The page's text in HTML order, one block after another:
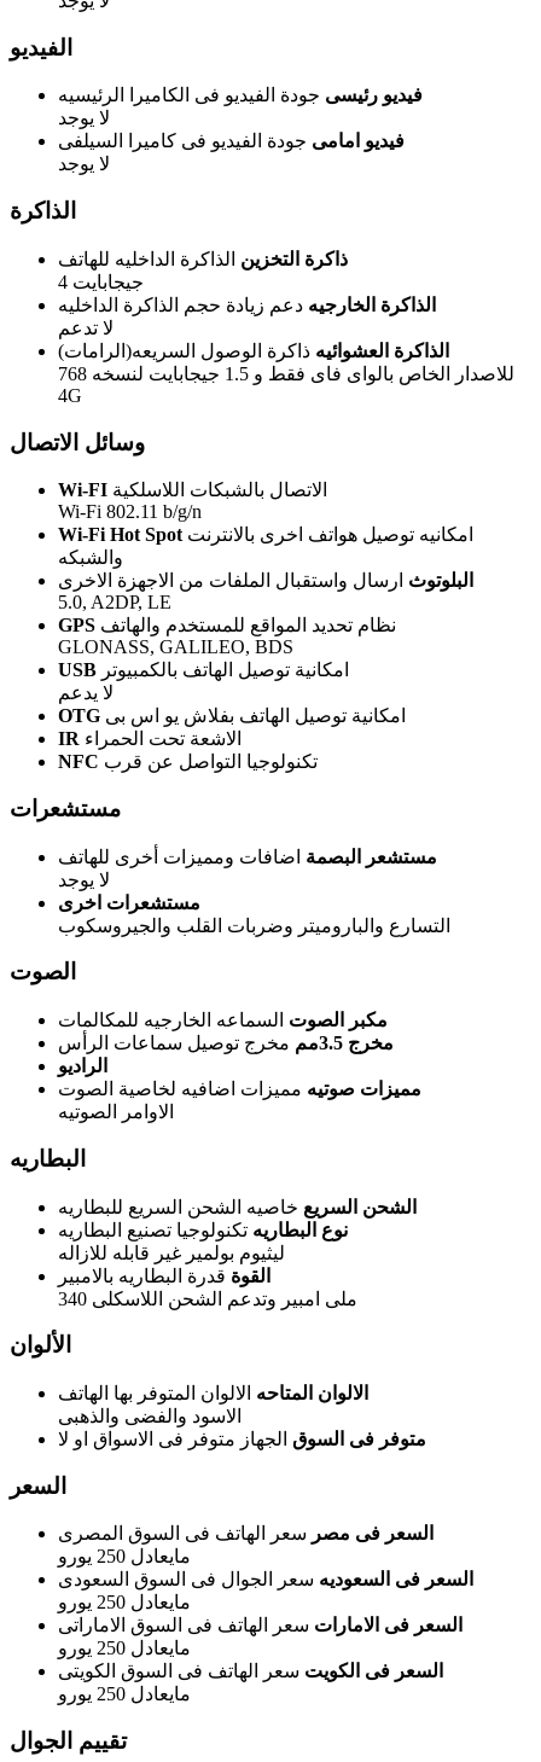
الفيديو
فيديو رئيسى جودة الفيديو فى الكاميرا الرئيسيه
لا يوجد
فيديو امامى جودة الفيديو فى كاميرا السيلفى
لا يوجد
الذاكرة
ذاكرة التخزين الذاكرة الداخليه للهاتف
4 جيجابايت
الذاكرة الخارجيه دعم زيادة حجم الذاكرة الداخليه
لا تدعم
الذاكرة العشوائيه ذاكرة الوصول السريعه(الرامات)
768 للاصدار الخاص بالواى فاى فقط و 1.5 جيجابايت لنسخه
4G
وسائل الاتصال
Wi-FI الاتصال بالشبكات اللاسلكية
Wi-Fi 802.11 b/g/n
Wi-Fi Hot Spot امكانيه توصيل هواتف اخرى بالانترنت
والشبكه
البلوتوث ارسال واستقبال الملفات من الاجهزة الاخرى
5.0, A2DP, LE
GPS نظام تحديد المواقع للمستخدم والهاتف
GLONASS, GALILEO, BDS
USB امكانية توصيل الهاتف بالكمبيوتر
لا يدعم
OTG امكانية توصيل الهاتف بفلاش يو اس بى
IR الاشعة تحت الحمراء
NFC تكنولوجيا التواصل عن قرب
مستشعرات
مستشعر البصمة اضافات ومميزات أخرى للهاتف
لا يوجد
مستشعرات اخرى
التسارع والباروميتر وضربات القلب والجيروسكوب
الصوت
مكبر الصوت السماعه الخارجيه للمكالمات
مخرج 3.5مم
مخرج توصيل سماعات الرأس
الراديو
مميزات صوتيه مميزات اضافيه لخاصية الصوت
الاوامر الصوتيه
البطاريه
الشحن السريع خاصيه الشحن السريع للبطاريه
نوع البطاريه تكنولوجيا تصنيع البطاريه
ليثيوم بولمير غير قابله للازاله
القوة قدرة البطاريه بالامبير
340 ملى امبير وتدعم الشحن اللاسكلى
الألوان
الالوان المتاحه الالوان المتوفر بها الهاتف
الاسود والفضى والذهبى
متوفر فى السوق الجهاز متوفر فى الاسواق او لا
السعر
السعر فى مصر سعر الهاتف فى السوق المصرى
مايعادل 250 يورو
السعر فى السعوديه سعر الجوال فى السوق السعودى
مايعادل 250 يورو
السعر فى الامارات سعر الهاتف فى السوق الاماراتى
مايعادل 250 يورو
السعر فى الكويت سعر الهاتف فى السوق الكويتى
مايعادل 250 يورو
تقييم الجوال